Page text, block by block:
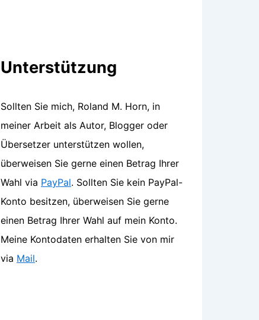
Unterstützung
Sollten Sie mich, Roland M. Horn, in
meiner Arbeit als Autor, Blogger oder
Übersetzer unterstützen wollen,
überweisen Sie gerne einen Betrag Ihrer
Wahl via PayPal. Sollten Sie kein PayPal-
Konto besitzen, überweisen Sie gerne
einen Betrag Ihrer Wahl auf mein Konto.
Meine Kontodaten erhalten Sie von mir
via Mail.